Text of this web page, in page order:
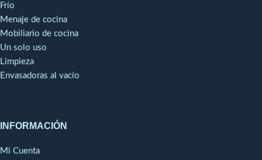
Frío
Menaje de cocina
Mobiliario de cocina
Un solo uso
Limpieza
Envasadoras al vacío
INFORMACIÓN
Mi Cuenta